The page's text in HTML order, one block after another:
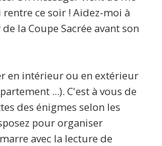
ce soir ! Aidez-moi à
la Coupe Sacrée avant son
en intérieur ou en extérieur
...). C'est à vous de
des énigmes selon les
pour organiser
avec la lecture de